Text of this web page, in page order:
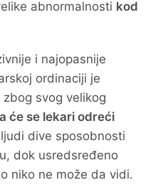
abnormalnosti kod
i najopasnije
ordinaciji je
svog velikog
će se lekari odreći
dive sposobnosti
dok usredsređeno
niko ne može da vidi.